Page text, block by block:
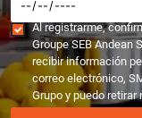
Al registrarme,
Groupe SEB Andean
recibir información
correo electrónico,
Grupo y puedo